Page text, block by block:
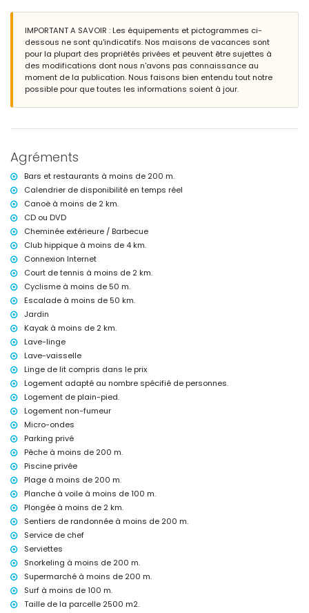
4 places de parking privées et fermées
Informations supplémentaires
ville la plus proche : Chiclana (à moins de 10 kilomètres de la villa)
plage la plus proche : La Barrosa (à moins de 200 mètres de la villa)
port le plus proche : Sancti Petri (à moins de 2 kilomètres de la villa)
aéroport le plus proche : Jerez (à moins de 50 kilomètres de la villa)
L'hébergement est très adapté aux familles avec enfants
Équipements et services inclus dans le prix de la location de la
villa
internet (WiFi)
fer et planche à repasser
linge de lit et serviettes
Équipements et services en supplément
service de chef
Loisirs et activités pour vos vacances à Chiclana de la Frontera,
Costa de la Luz
discothèque et boîte de nuit (à moins de 1000 mètres de la maison)
Sites et culture à Chiclana de la Frontera, Costa de la Luz
église (Capilla El Pino) (à moins de 1000 mètres de l'hébergement)
château (Castillo de Sancti Petri) et ruines (Castillo de Sancti Petri) (à
moins de 5 kilomètres de l'hébergement)
musée (Musée de Chiclana), monument (Convento Jesus Nazareno),
bâtiment architectural (Ermita de Santa Ana) et lieu historique
(Centre historique de Chiclana) (à moins de 10 kilomètres de
l'hébergement)
Sports
randonnée, VTT, cyclisme, pêche, snorkeling, surf et planche à voile (à
moins de 1000 mètres de la villa)
tennis, golf (Novo Sancti Petri), équitation, canoë, kayak et plongée (à
moins de 5 kilomètres de la villa)
escalade (à moins de 50 kilomètres de la villa)
IMPORTANT A SAVOIR : Les équipements et pictogrammes ci-
dessous ne sont qu'indicatifs. Nos maisons de vacances sont
pour la plupart des propriétés privées et peuvent être sujettes à
des modifications dont nous n'avons pas connaissance au
moment de la publication. Nous faisons bien entendu tout notre
possible pour que toutes les informations soient à jour.
Agréments
Bars et restaurants à moins de 200 m.
Calendrier de disponibilité en temps réel
Canoë à moins de 2 km.
CD ou DVD
Cheminée extérieure / Barbecue
Club hippique à moins de 4 km.
Connexion Internet
Court de tennis à moins de 2 km.
Cyclisme à moins de 50 m.
Escalade à moins de 50 km.
Jardin
Kayak à moins de 2 km.
Lave-linge
Lave-vaisselle
Linge de lit compris dans le prix
Logement adapté au nombre spécifié de personnes.
Logement de plain-pied.
Logement non-fumeur
Micro-ondes
Parking privé
Pêche à moins de 200 m.
Piscine privée
Plage à moins de 200 m.
Planche à voile à moins de 100 m.
Plongée à moins de 2 km.
Sentiers de randonnée à moins de 200 m.
Service de chef
Serviettes
Snorkeling à moins de 200 m.
Supermarché à moins de 200 m.
Surf à moins de 100 m.
Taille de la parcelle 2500 m2.